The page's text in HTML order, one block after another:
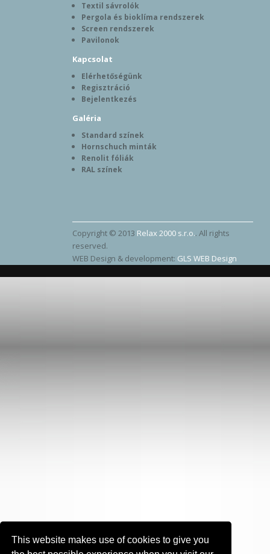
This website makes use of cookies to give you
Textil sávrolók
Pergola és bioklíma rendszerek
Screen rendszerek
Pavilonok
Kapcsolat
Elérhetőségünk
Regisztráció
Bejelentkezés
Galéria
Standard színek
Hornschuch minták
Renolit fóliák
RAL színek
Copyright © 2013 Relax 2000 s.r.o.. All rights
reserved.
WEB Design & development: GLS WEB Design